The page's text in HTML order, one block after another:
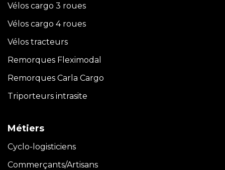
Vélos cargo 3 roues
Vélos cargo 4 roues
Vélos tracteurs
Remorques Fleximodal
Remorques Carla Cargo
Triporteurs intrasite
Métiers
Cyclo-logisticiens
Commerçants/Artisans